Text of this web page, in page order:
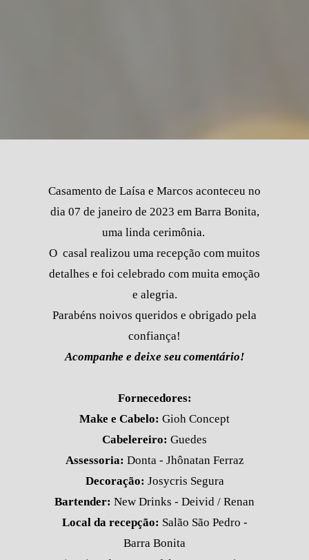
Casamento de Laísa e Marcos aconteceu no
dia 07 de janeiro de 2023 em Barra Bonita,
uma linda cerimônia.
O casal realizou uma recepção com muitos
detalhes e foi celebrado com muita emoção
e alegria.
Parabéns noivos queridos e obrigado pela
confiança!
Acompanhe e deixe seu comentário!
Fornecedores:
Make e Cabelo: Gioh Concept
Cabelereiro: Guedes
Assessoria: Donta - Jhônatan Ferraz
Decoração: Josycris Segura
Bartender: New Drinks - Deivid / Renan
Local da recepção: Salão São Pedro -
Barra Bonita